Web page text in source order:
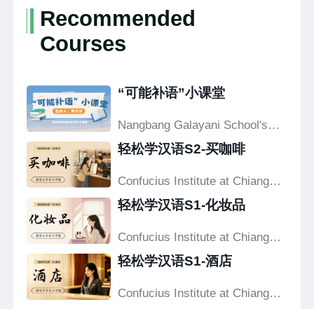
方式与交流逻辑。内容简单直白、实用性极强，
摒弃复杂知识点，学完就能直接运用。无论是外
出游玩、日常出行，都能轻松用中文询问路线、
语能力，轻松掌握出行必备汉语，快来一起学习
吧！
Recommended
Courses
“可能补语”小课堂
Nangbang Galayani School's
轻松学汉语S2-买咖啡
Confucius Institute at Chiang
轻松学汉语S1-化妆品
Confucius Institute at Chiang
轻松学汉语S1-酒店
Confucius Institute at Chiang